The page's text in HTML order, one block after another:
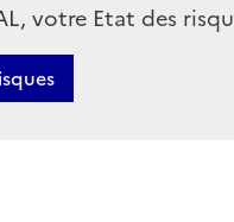
votre Etat des